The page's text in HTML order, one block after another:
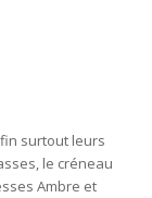
surtout leurs
le créneau
Ambre et